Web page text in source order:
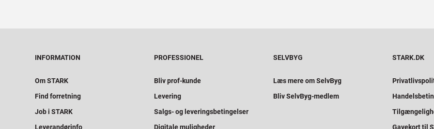
INFORMATION
Om STARK
Find forretning
Job i STARK
Leverandørinfo
PROFESSIONEL
Bliv prof-kunde
Levering
Salgs- og leveringsbetingelser
Digitale muligheder
SELVBYG
Læs mere om SelvByg
Bliv SelvByg-medlem
STARK.DK
Gavekort til